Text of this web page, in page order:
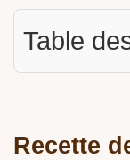
Table
Recette